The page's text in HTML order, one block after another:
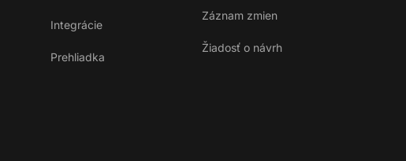
Integrácie
Prehliadka
Záznam zmien
Žiadosť o návrh